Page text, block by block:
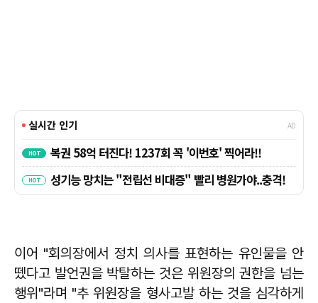
이어 "회의장에서 정치 의사를 표현하는 유인물을 안
뗐다고 발언권을 박탈하는 것은 위원장의 권한을 넘는
행위"라며 "추 위원장을 형사고발 하는 것을 심각하게